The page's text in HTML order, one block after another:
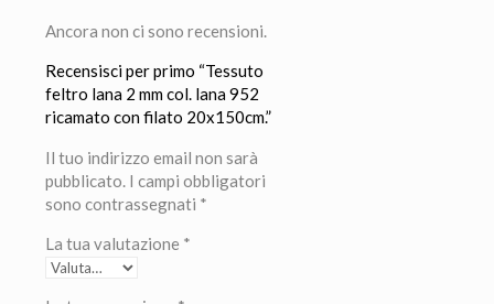
Ancora non ci sono recensioni.
Recensisci per primo “Tessuto
feltro lana 2 mm col. lana 952
ricamato con filato 20x150cm.”
Il tuo indirizzo email non sarà
pubblicato. I campi obbligatori
sono contrassegnati *
La tua valutazione *